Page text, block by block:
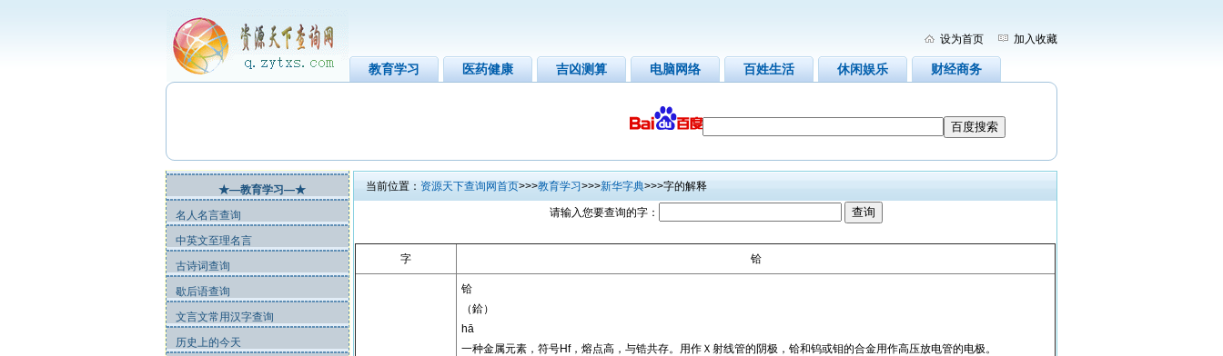
设为首页 加入收藏
教育学习 医药健康 吉凶测算 电脑网络 百姓生活 休闲娱乐 财经商务
★—教育学习—★
名人名言查询
中英文至理名言
古诗词查询
歇后语查询
文言文常用汉字查询
历史上的今天
当前位置： 资源天下查询网首页>>>教育学习 >>>新华字典>>>字的解释
请输入您要查询的字：
字 铪
铪
（鉿）
hā
一种金属元素，符号Hf，熔点高，与锆共存。用作Ｘ射线管的阴极，铪和钨或钼的合金用作高压放电管的电极。